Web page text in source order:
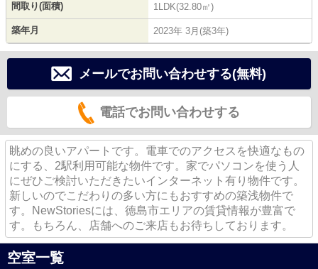
間取り(面積) 1LDK(32.80㎡)
築年月 2023年 3月(築3年)
メールでお問い合わせする(無料)
電話でお問い合わせする
眺めの良いアパートです。電車でのアクセスを快適なもの
にする、2駅利用可能な物件です。家でパソコンを使う人
にぜひご検討いただきたいインターネット有り物件です。
新しいのでこだわりの多い方にもおすすめの築浅物件で
す。NewStoriesには、徳島市エリアの賃貸情報が豊富で
す。もちろん、店舗へのご来店もお待ちしております。
空室一覧